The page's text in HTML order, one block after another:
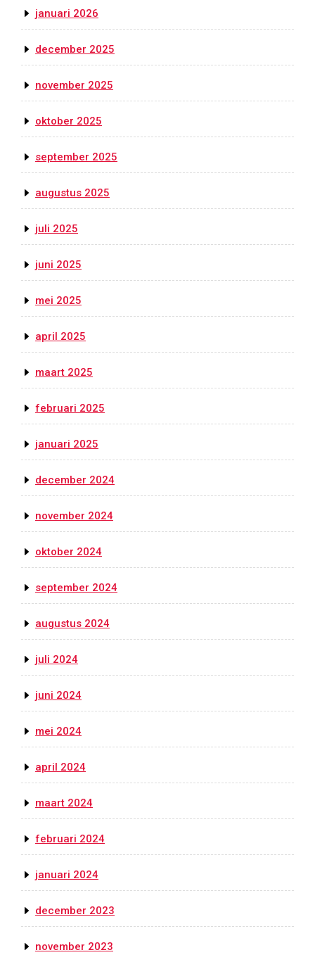
januari 2026
december 2025
november 2025
oktober 2025
september 2025
augustus 2025
juli 2025
juni 2025
mei 2025
april 2025
maart 2025
februari 2025
januari 2025
december 2024
november 2024
oktober 2024
september 2024
augustus 2024
juli 2024
juni 2024
mei 2024
april 2024
maart 2024
februari 2024
januari 2024
december 2023
november 2023